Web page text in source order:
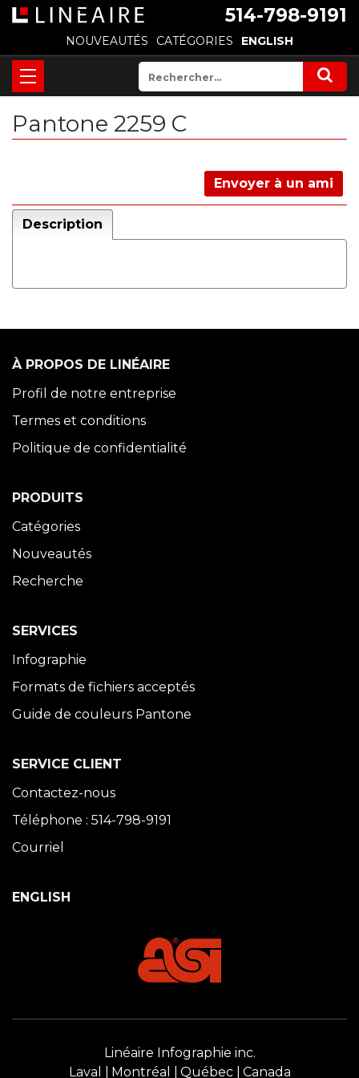
514-798-9191
NOUVEAUTÉS CATÉGORIES ENGLISH
Pantone 2259 C
Envoyer à un ami
Description
À PROPOS DE LINÉAIRE
Profil de notre entreprise
Termes et conditions
Politique de confidentialité
PRODUITS
Catégories
Nouveautés
Recherche
SERVICES
Infographie
Formats de fichiers acceptés
Guide de couleurs Pantone
SERVICE CLIENT
Contactez-nous
Téléphone : 514-798-9191
Courriel
ENGLISH
Linéaire Infographie inc.
Laval
Montréal Québec Canada